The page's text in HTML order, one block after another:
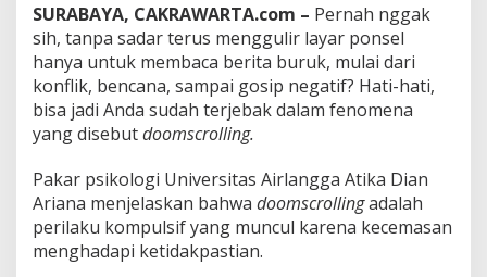
?
H
a
t
i
-
i
,
I
SURABAYA, CAKRAWARTA.com – Pernah nggak
sih, tanpa sadar terus menggulir layar ponsel
hanya untuk membaca berita buruk, mulai dari
konflik, bencana, sampai gosip negatif? Hati-hati,
bisa jadi Anda sudah terjebak dalam fenomena
yang disebutdoomscrolling.
Pakar psikologi Universitas Airlangga Atika Dian
Ariana menjelaskan bahwa doomscrollingadalah
perilaku kompulsif yang muncul karena kecemasan
menghadapi ketidakpastian.